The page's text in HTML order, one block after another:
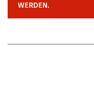
WERDEN.